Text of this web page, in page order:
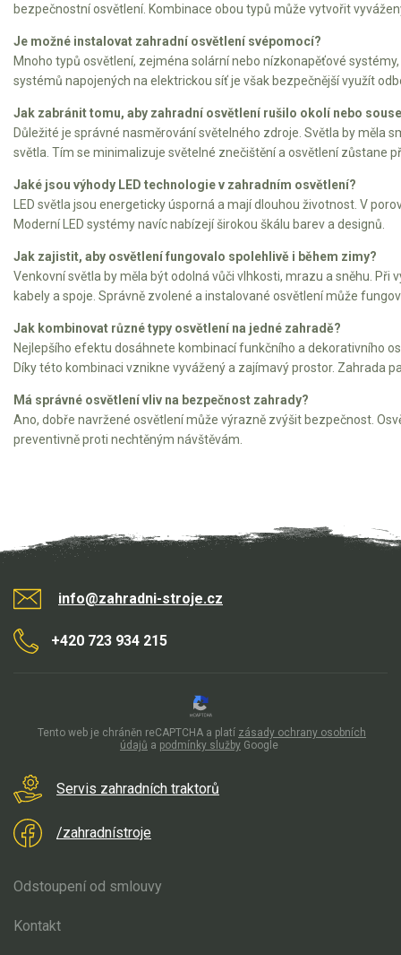
bezpečnostní osvětlení. Kombinace obou typů může vytvořit
Je možné instalovat zahradní osvětlení svépomocí?
Mnoho typů osvětlení, zejména solární nebo nízkonapěťové
systémů napojených na elektrickou síť je však bezpečnější využít
Jak zabránit tomu, aby zahradní osvětlení rušilo okolí nebo
Důležité je správné nasměrování světelného zdroje. Světla by
světla. Tím se minimalizuje světelné znečištění a osvětlení zůstane
Jaké jsou výhody LED technologie v zahradním osvětlení?
LED světla jsou energeticky úsporná a mají dlouhou životnost. V
Moderní LED systémy navíc nabízejí širokou škálu barev a designů.
Jak zajistit, aby osvětlení fungovalo spolehlivě i během zimy?
Venkovní světla by měla být odolná vůči vlhkosti, mrazu a sněhu.
kabely a spoje. Správně zvolené a instalované osvětlení může
Jak kombinovat různé typy osvětlení na jedné zahradě?
Nejlepšího efektu dosáhnete kombinací funkčního a dekorativního
Díky této kombinaci vznikne vyvážený a zajímavý prostor. Zahrada
Má správné osvětlení vliv na bezpečnost zahrady?
Ano, dobře navržené osvětlení může výrazně zvýšit bezpečnost.
preventivně proti nechtěným návštěvám.
info@zahradni-stroje.cz
+420 723 934 215
Servis zahradních traktorů
/zahradnístroje
Odstoupení od smlouvy
Kontakt
Tento web je chráněn reCAPTCHA a platí zásady ochrany osobních
údajů a podmínky služby Google